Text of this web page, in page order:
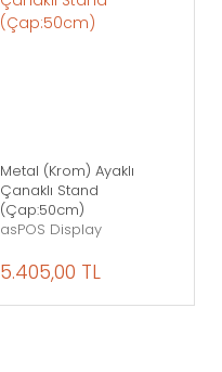
Metal (Krom) Ayaklı
Çanaklı Stand
(Çap:50cm)
asPOS Display
5.405,00 TL